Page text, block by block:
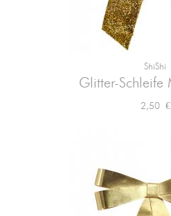
ShiShi
Glitter-Schleife
Preis
2,50 €